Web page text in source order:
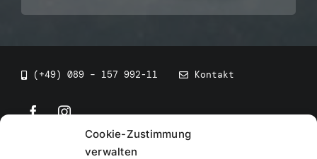
Cookie-Zustimmung
verwalten
(+49) 089 – 157 992-11 Kontakt
• BEV Bayerischer Eissportverband